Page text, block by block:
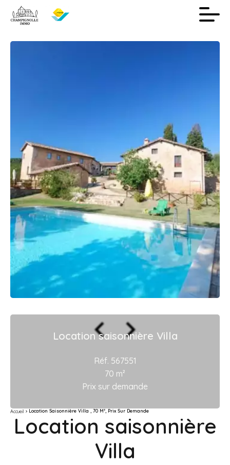
Location saisonnière Villa
Réf. 567551
70 m²
Prix sur demande
Accueil Location Saisonnière Villa , 70 M², Prix Sur Demande
Location saisonnière
Villa